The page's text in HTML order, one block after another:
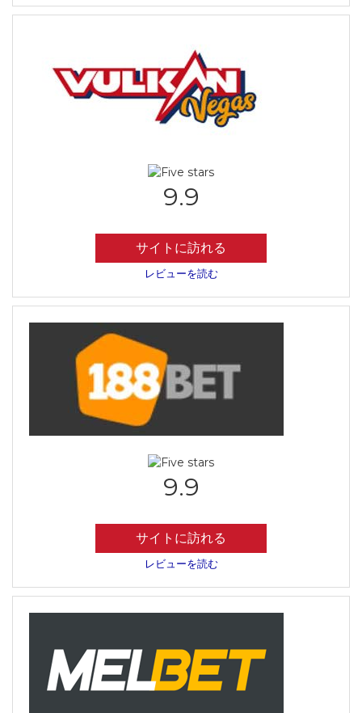
9.9
サイトに訪れる
レビューを読む
9.9
サイトに訪れる
レビューを読む